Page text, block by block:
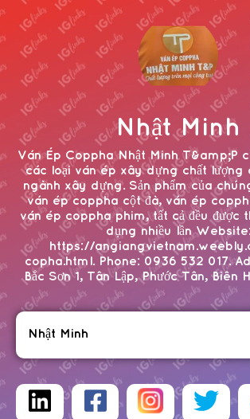
Nhật Minh
Ván Ép Coppha Nhật Minh T&amp;P
các loại ván ép xây dựng chất lượng
ngành xây dựng. Sản phẩm của
ván ép coppha cột đà, ván ép
ván ép coppha phim, tất cả đều được
dụng nhiều lần Website:
https://
copha.html. Phone: 0936 532 017.
Bắc Sơn 1, Tân Lập, Phước Tân, Biên
Nhật Minh